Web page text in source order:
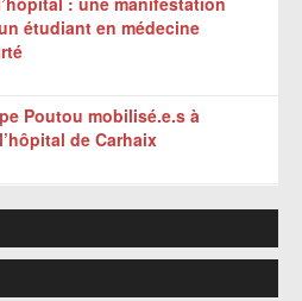
étudiant en médecine
Poutou mobilisé.e.s à
de Carhaix